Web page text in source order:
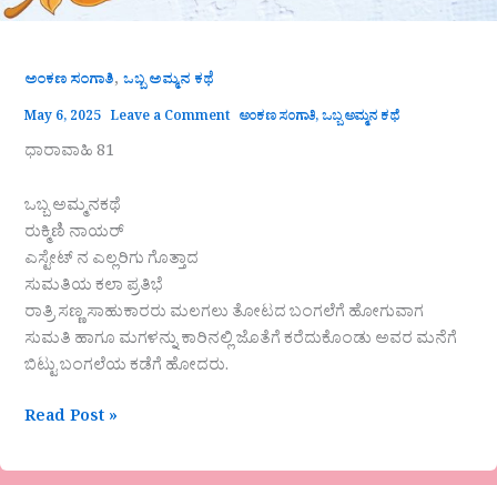
ಅಂಕಣ ಸಂಗಾತಿ, ಒಬ್ಬ ಅಮ್ಮನ ಕಥೆ
May 6, 2025 Leave a Comment ಅಂಕಣ ಸಂಗಾತಿ,ಒಬ್ಬ ಅಮ್ಮನ ಕಥೆ
ಧಾರಾವಾಹಿ 81
ಒಬ್ಬ ಅಮ್ಮನಕಥೆ
ರುಕ್ಮಿಣಿ ನಾಯರ್
ಎಸ್ಟೇಟ್‌ ನ ಎಲ್ಲರಿಗು ಗೊತ್ತಾದ
ಸುಮತಿಯ ಕಲಾ ಪ್ರತಿಭೆ
ರಾತ್ರಿ ಸಣ್ಣ ಸಾಹುಕಾರರು ಮಲಗಲು ತೋಟದ ಬಂಗಲೆಗೆ ಹೋಗುವಾಗ
ಸುಮತಿ ಹಾಗೂ ಮಗಳನ್ನು ಕಾರಿನಲ್ಲಿ ಜೊತೆಗೆ ಕರೆದುಕೊಂಡು ಅವರ ಮನೆಗೆ
ಬಿಟ್ಟು ಬಂಗಲೆಯ ಕಡೆಗೆ ಹೋದರು.
Read Post »